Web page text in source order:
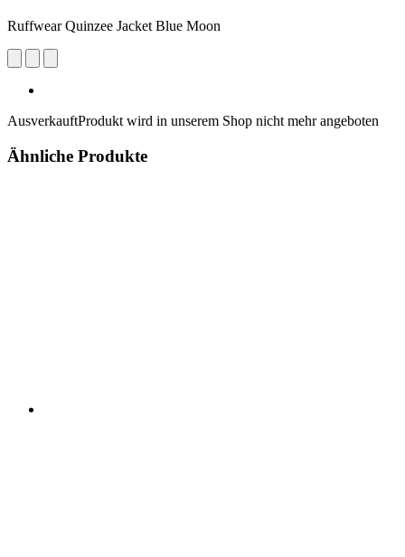
Ruffwear Quinzee Jacket Blue Moon
AusverkauftProdukt wird in unserem Shop nicht mehr angeboten
Ähnliche Produkte